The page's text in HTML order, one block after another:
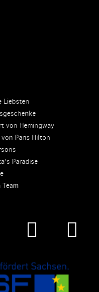
Liebsten
von Hemingway
Paris Hilton
Paradise